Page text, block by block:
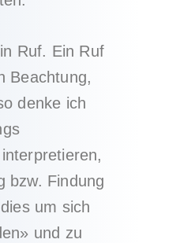
Ruf. Ein Ruf
Beachtung,
denke ich
bzw. Findung
um sich
und zu